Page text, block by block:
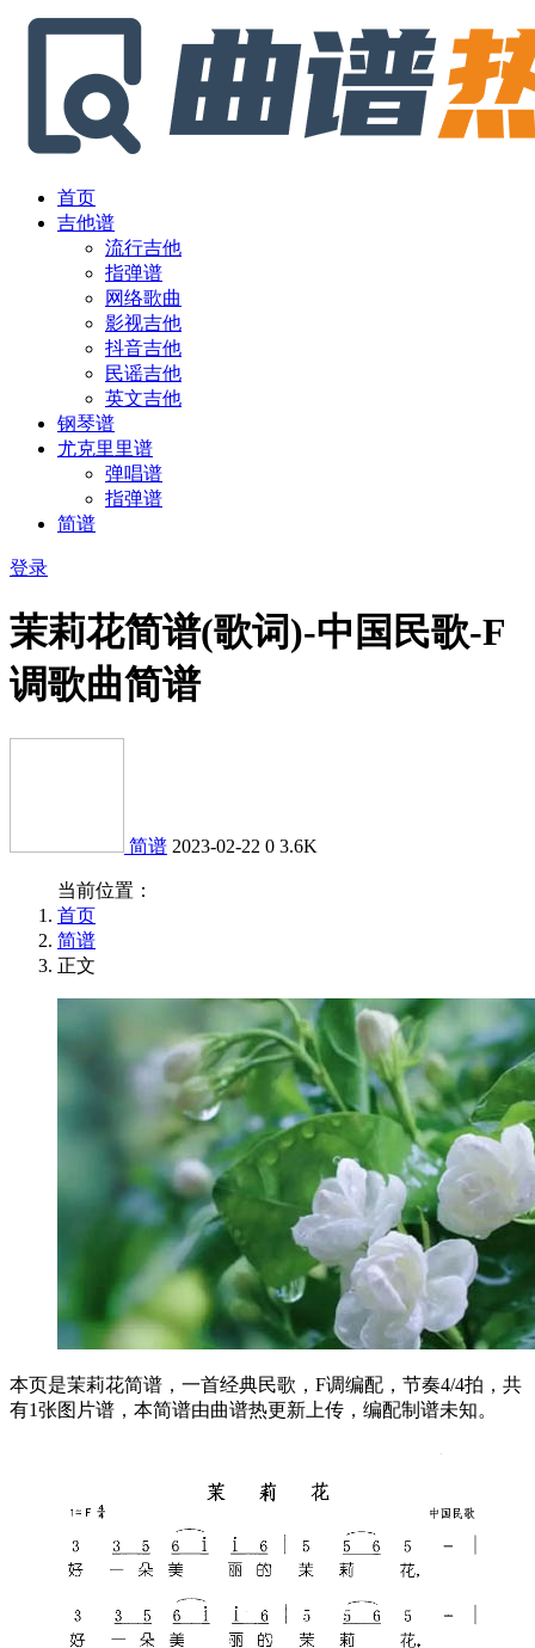
首页
吉他谱
流行吉他
指弹谱
网络歌曲
影视吉他
抖音吉他
民谣吉他
英文吉他
钢琴谱
尤克里里谱
弹唱谱
指弹谱
简谱
登录
茉莉花简谱(歌词)-中国民歌-F
调歌曲简谱
简谱 2023-02-22 0 3.6K
当前位置：
首页
简谱
正文
本页是茉莉花简谱，一首经典民歌，F调编配，节奏4/4拍，共
有1张图片谱，本简谱由曲谱热更新上传，编配制谱未知。